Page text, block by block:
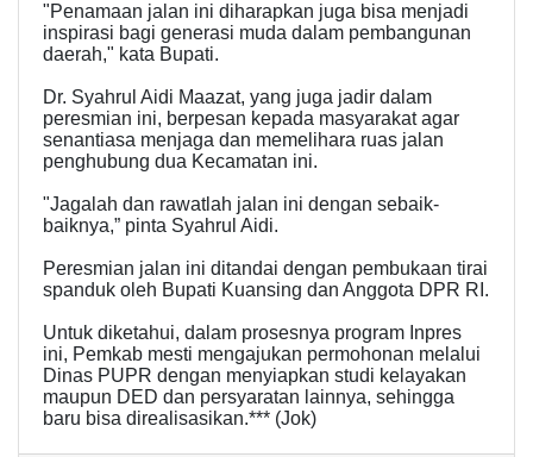
"Penamaan jalan ini diharapkan juga bisa menjadi
inspirasi bagi generasi muda dalam pembangunan
daerah," kata Bupati.
Dr. Syahrul Aidi Maazat, yang juga jadir dalam
peresmian ini, berpesan kepada masyarakat agar
senantiasa menjaga dan memelihara ruas jalan
penghubung dua Kecamatan ini.
"Jagalah dan rawatlah jalan ini dengan sebaik-
baiknya,” pinta Syahrul Aidi.
Peresmian jalan ini ditandai dengan pembukaan tirai
spanduk oleh Bupati Kuansing dan Anggota DPR RI.
Untuk diketahui, dalam prosesnya program Inpres
ini, Pemkab mesti mengajukan permohonan melalui
Dinas PUPR dengan menyiapkan studi kelayakan
maupun DED dan persyaratan lainnya, sehingga
baru bisa direalisasikan.*** (Jok)